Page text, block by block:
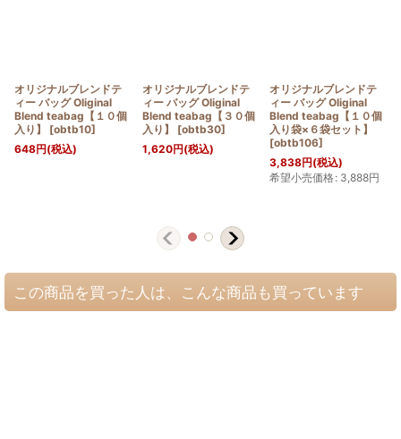
オリジナルブレンドテ
ィー バッグ Oliginal
Blend teabag【１０個
入り】
[obtb10]
648円(税込)
オリジナルブレンドテ
ィー バッグ Oliginal
Blend teabag【３０個
入り】
[obtb30]
1,620円(税込)
オリジナルブレンドテ
ィー バッグ Oliginal
Blend teabag【１０個
入り袋×６袋セット】
[obtb106]
3,838円(税込)
希望小売価格: 3,888円
この商品を買った人は、こんな商品も買っています